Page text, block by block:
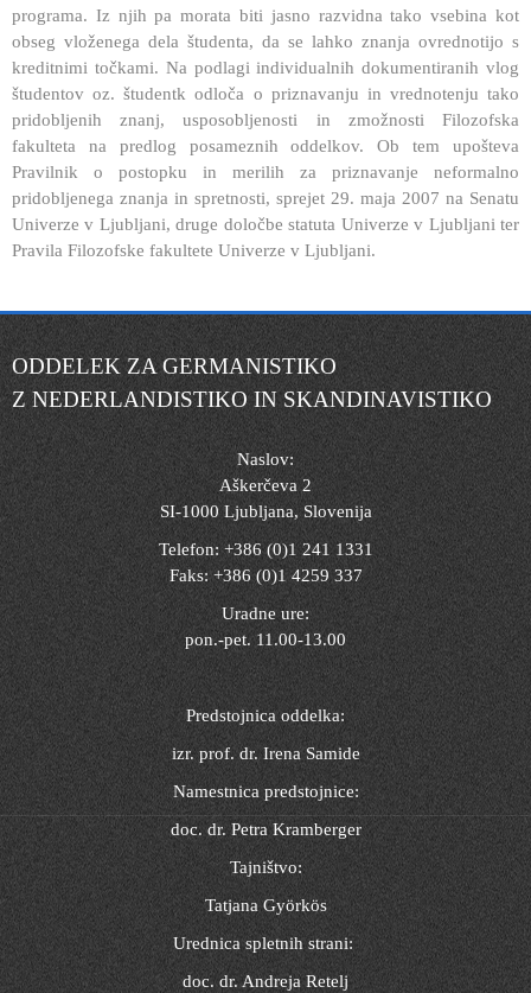
programa. Iz njih pa morata biti jasno razvidna tako vsebina kot
obseg vloženega dela študenta, da se lahko znanja ovrednotijo s
kreditnimi točkami. Na podlagi individualnih dokumentiranih vlog
študentov oz. študentk odloča o priznavanju in vrednotenju tako
pridobljenih znanj, usposobljenosti in zmožnosti Filozofska
fakulteta na predlog posameznih oddelkov. Ob tem upošteva
Pravilnik o postopku in merilih za priznavanje neformalno
pridobljenega znanja in spretnosti, sprejet 29. maja 2007 na Senatu
Univerze v Ljubljani, druge določbe statuta Univerze v Ljubljani ter
Pravila Filozofske fakultete Univerze v Ljubljani.
ODDELEK ZA GERMANISTIKO
Z NEDERLANDISTIKO IN SKANDINAVISTIKO
Naslov:
Aškerčeva 2
SI-1000 Ljubljana, Slovenija
Telefon: +386 (0)1 241 1331
Faks: +386 (0)1 4259 337
Uradne ure:
pon.-pet. 11.00-13.00
Predstojnica oddelka:
izr. prof. dr. Irena Samide
Namestnica predstojnice:
doc. dr. Petra Kramberger
Tajništvo:
Tatjana Györkös
Urednica spletnih strani:
doc. dr. Andreja Retelj